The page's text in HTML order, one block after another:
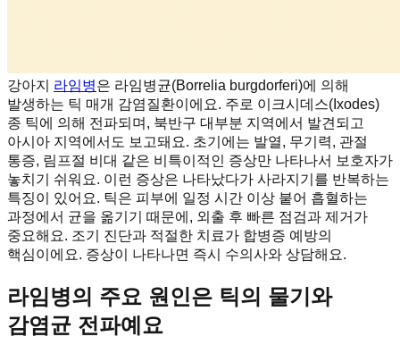
강아지 라임병은 라임병균(Borrelia burgdorferi)에 의해
발생하는 틱 매개 감염질환이에요. 주로 이크시데스(Ixodes)
종 틱에 의해 전파되며, 북반구 대부분 지역에서 발견되고
아시아 지역에서도 보고돼요. 초기에는 발열, 무기력, 관절
통증, 림프절 비대 같은 비특이적인 증상만 나타나서 보호자가
놓치기 쉬워요. 이런 증상은 나타났다가 사라지기를 반복하는
특징이 있어요. 틱은 피부에 일정 시간 이상 붙어 흡혈하는
과정에서 균을 옮기기 때문에, 외출 후 빠른 점검과 제거가
중요해요. 조기 진단과 적절한 치료가 합병증 예방의
핵심이에요. 증상이 나타나면 즉시 수의사와 상담해요.
라임병의 주요 원인은 틱의 물기와
감염균 전파예요